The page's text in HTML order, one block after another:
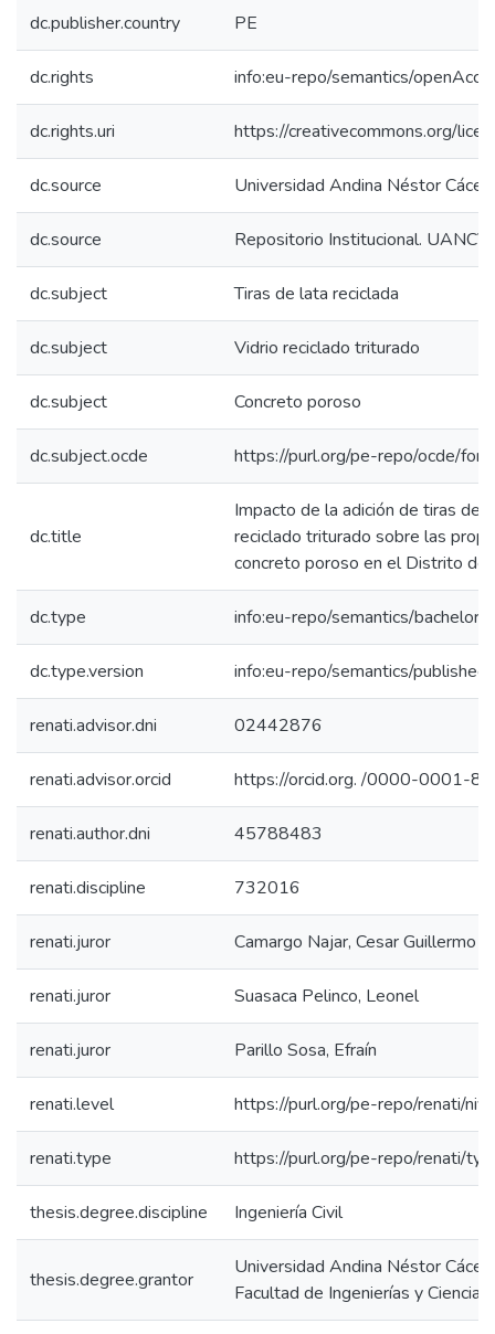
dc.publisher.country PE
dc.rights info:eu-repo/semantics/
dc.rights.uri https://creativecommons.org/
dc.source Universidad Andina Néstor
dc.source Repositorio Institucional. UANCV
dc.subject Tiras de lata reciclada
dc.subject Vidrio reciclado triturado
dc.subject Concreto poroso
dc.subject.ocde https://purl.org/pe-repo/ocde/
dc.title
Impacto de la adición de tiras de
reciclado triturado sobre las
concreto poroso en el Distrito
dc.type info:eu-repo/semantics/
dc.type.version info:eu-repo/semantics/
renati.advisor.dni 02442876
renati.advisor.orcid https://orcid.org. /0000-0001-
renati.author.dni 45788483
renati.discipline 732016
renati.juror Camargo Najar, Cesar Guillermo
renati.juror Suasaca Pelinco, Leonel
renati.juror Parillo Sosa, Efraín
renati.level https://purl.org/pe-repo/renati/
renati.type https://purl.org/pe-repo/renati/
thesis.degree.discipline Ingeniería Civil
thesis.degree.grantor
Universidad Andina Néstor
Facultad de Ingenierías y Ciencias